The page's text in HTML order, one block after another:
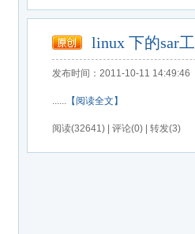
linux 下的sar
发布时间：2011-10-11 14:49:46
......【阅读全文】
阅读(32641) | 评论(0) | 转发(3)